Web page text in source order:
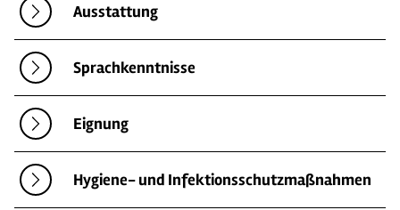
Ausstattung
Sprachkenntnisse
Eignung
Hygiene- und Infektionsschutzmaßnahmen